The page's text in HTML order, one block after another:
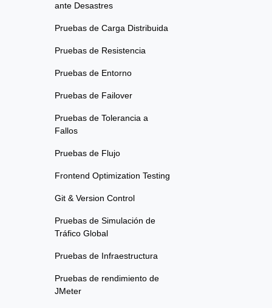
ante Desastres
Pruebas de Carga Distribuida
Pruebas de Resistencia
Pruebas de Entorno
Pruebas de Failover
Pruebas de Tolerancia a
Fallos
Pruebas de Flujo
Frontend Optimization Testing
Git & Version Control
Pruebas de Simulación de
Tráfico Global
Pruebas de Infraestructura
Pruebas de rendimiento de
JMeter